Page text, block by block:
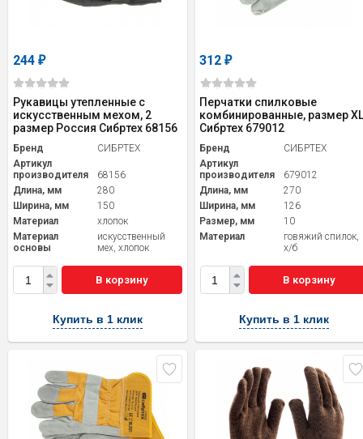
244 ₽
Рукавицы утепленные с
искусственным мехом, 2
размер Россия Сибртех 68156
Бренд
СИБРТЕХ
Артикул
производителя
68156
Длина, мм
280
Ширина, мм
150
Материал
хлопок
Материал
основы
искусственный
мех, хлопок
В корзину
Купить в 1 клик
312₽
Перчатки спилковые
комбинированные, размер
Сибртех 679012
Бренд
СИБРТЕХ
Артикул
производителя
679012
Длина, мм
270
Ширина, мм
126
Размер, мм
10
Материал
говяжий спилок,
х/б
В корзину
Купить в 1 клик